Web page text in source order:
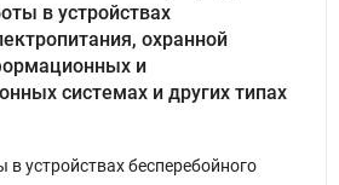
в устройствах
охранной
и
системах и других типах
устройствах бесперебойного